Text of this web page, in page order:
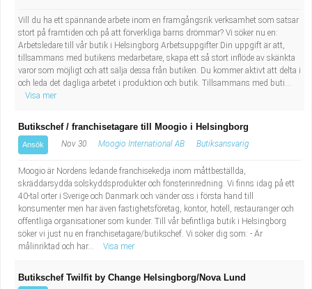
Vill du ha ett spännande arbete inom en framgångsrik verksamhet som satsar
stort på framtiden och på att förverkliga barns drömmar? Vi söker nu en:
Arbetsledare till vår butik i Helsingborg Arbetsuppgifter Din uppgift är att,
tillsammans med butikens medarbetare, skapa ett så stort inflöde av skänkta
varor som möjligt och att sälja dessa från butiken. Du kommer aktivt att delta i
och leda det dagliga arbetet i produktion och butik. Tillsammans med buti...
Visa mer
Butikschef / franchisetagare till Moogio i Helsingborg
Ansök Nov 30 Moogio International AB Butiksansvarig
Moogio är Nordens ledande franchisekedja inom måttbeställda,
skräddarsydda solskyddsprodukter och fönsterinredning. Vi finns idag på ett
40-tal orter i Sverige och Danmark och vänder oss i första hand till
konsumenter men har även fastighetsföretag, kontor, hotell, restauranger och
offentliga organisationer som kunder. Till vår befintliga butik i Helsingborg
söker vi just nu en franchisetagare/butikschef. Vi söker dig som: - Är
målinriktad och har...
Visa mer
Butikschef Twilfit by Change Helsingborg/Nova Lund